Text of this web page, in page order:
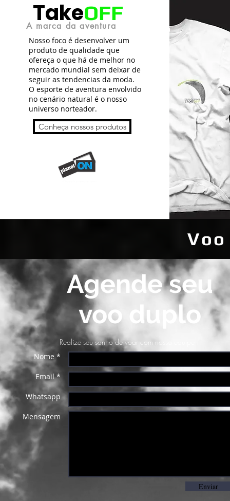
TakeOFF
A marca da aventura
Nosso foco é desenvolver um
produto de qualidade que
ofereça o que há de melhor no
mercado mundial sem deixar de
seguir as tendencias da moda.
O esporte de aventura envolvido
no cenário natural é o nosso
universo norteador.
Conheça nossos produtos
Agende seu
voo duplo
Realize seu sonho de voar com nossa equipe
Nome *
Email *
Whatsapp
Mensagem
Enviar